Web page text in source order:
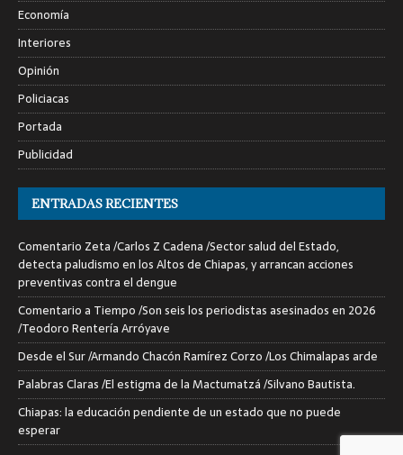
Economía
Interiores
Opinión
Policiacas
Portada
Publicidad
ENTRADAS RECIENTES
Comentario Zeta /Carlos Z Cadena /Sector salud del Estado,
detecta paludismo en los Altos de Chiapas, y arrancan acciones
preventivas contra el dengue
Comentario a Tiempo /Son seis los periodistas asesinados en 2026
/Teodoro Rentería Arróyave
Desde el Sur /Armando Chacón Ramírez Corzo /Los Chimalapas arde
Palabras Claras /El estigma de la Mactumatzá /Silvano Bautista.
Chiapas: la educación pendiente de un estado que no puede
esperar